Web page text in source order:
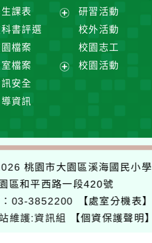
課表
單
書評選
檔案
檔案
安全
資訊
研習活動
校外活動
校園志工
校園活動
桃園市大園區溪海國民小學
區和平西路一段420號
03-3852200
【處室分機表】
維護:資訊組 【個資保護聲明】